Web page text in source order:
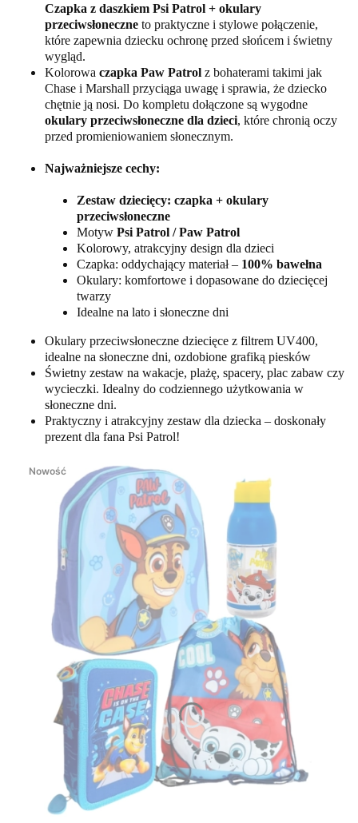
Czapka z daszkiem Psi Patrol + okulary
przeciwsłoneczne to praktyczne i stylowe połączenie,
które zapewnia dziecku ochronę przed słońcem i świetny
wygląd.
Kolorowa czapka Paw Patrol z bohaterami takimi jak
Chase i Marshall przyciąga uwagę i sprawia, że dziecko
chętnie ją nosi. Do kompletu dołączone są wygodne
okulary przeciwsłoneczne dla dzieci, które chronią oczy
przed promieniowaniem słonecznym.
Najważniejsze cechy:
Zestaw dziecięcy: czapka + okulary
przeciwsłoneczne
Motyw Psi Patrol / Paw Patrol
Kolorowy, atrakcyjny design dla dzieci
Czapka: oddychający materiał – 100% bawełna
Okulary: komfortowe i dopasowane do dziecięcej
twarzy
Idealne na lato i słoneczne dni
Okulary przeciwsłoneczne dziecięce z filtrem UV400,
idealne na słoneczne dni, ozdobione grafiką piesków
Świetny zestaw na wakacje, plażę, spacery, plac zabaw czy
wycieczki. Idealny do codziennego użytkowania w
słoneczne dni.
Praktyczny i atrakcyjny zestaw dla dziecka – doskonały
prezent dla fana Psi Patrol!
Nowość